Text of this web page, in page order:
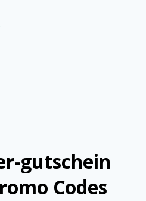
gutschein
Codes